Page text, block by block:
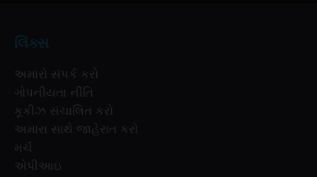
લિંક્સ
અમારો સંપર્ક કરો
ગોપનીયતા નીતિ
કૂકીઝ સંચાલિત કરો
અમારા સાથે જાહેરાત કરો
મર્ચ
એપીઆઇ